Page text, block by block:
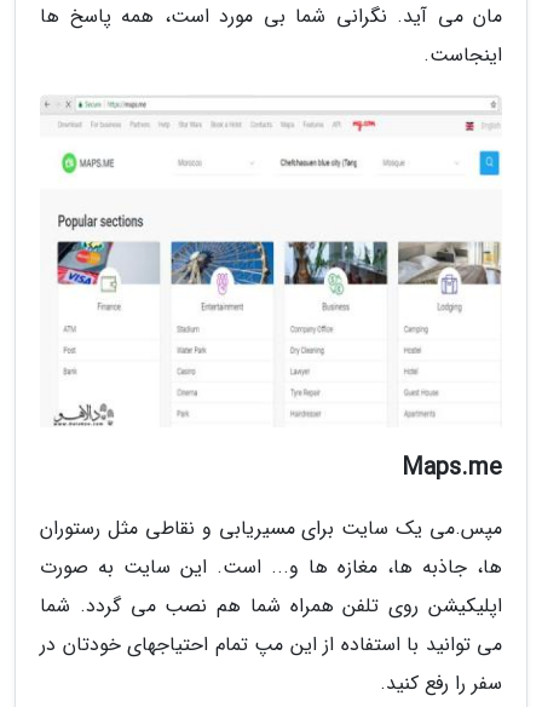
مان می آید. نگرانی شما بی مورد است، همه پاسخ ها
اینجاست.
Maps.me
مپس.می یک سایت برای مسیریابی و نقاطی مثل رستوران
ها، جاذبه ها، مغازه ها و... است. این سایت به صورت
اپلیکیشن روی تلفن همراه شما هم نصب می گردد. شما
می توانید با استفاده از این مپ تمام احتیاجهای خودتان در
سفر را رفع کنید.